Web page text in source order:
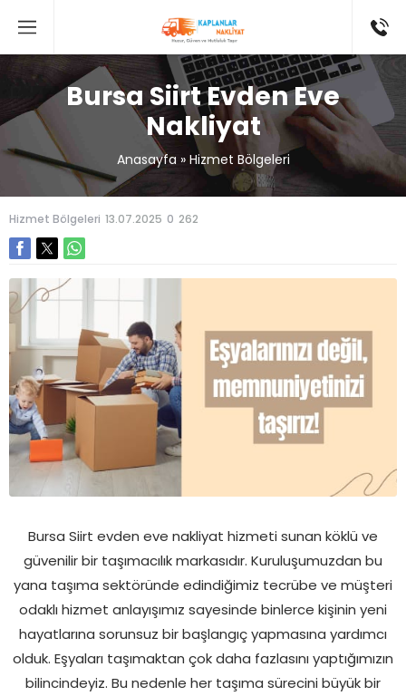
Bursa Siirt Evden Eve
Nakliyat
Anasayfa» Hizmet Bölgeleri
Hizmet Bölgeleri 13.07.2025 0 262
Bursa Siirt evden eve nakliyat hizmeti sunan köklü ve
güvenilir bir taşımacılık markasıdır. Kuruluşumuzdan bu
yana taşıma sektöründe edindiğimiz tecrübe ve müşteri
odaklı hizmet anlayışımız sayesinde binlerce kişinin yeni
hayatlarına sorunsuz bir başlangıç yapmasına yardımcı
olduk. Eşyaları taşımaktan çok daha fazlasını yaptığımızın
bilincindeyiz. Bu nedenle her taşıma sürecini büyük bir